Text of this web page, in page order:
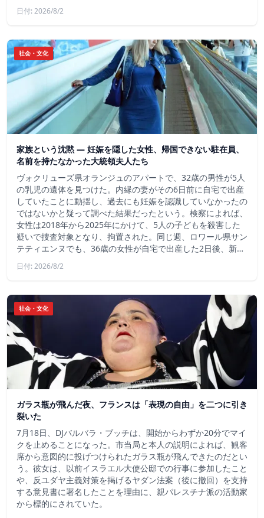
日付: 2026/8/2
社会・文化
家族という沈黙 ― 妊娠を隠した女性、帰国できない駐在員、
名前を持たなかった大統領夫人たち
ヴォクリューズ県オランジュのアパートで、32歳の男性が5人
の乳児の遺体を見つけた。内縁の妻がその6日前に自宅で出産
していたことに動揺し、過去にも妊娠を認識していなかったの
ではないかと疑って調べた結果だったという。検察によれば、
女性は2018年から2025年にかけて、5人の子どもを殺害した
疑いで捜査対象となり、拘置された。同じ週、ロワール県サン
テティエンヌでも、36歳の女性が自宅で出産した2日後、新…
日付: 2026/8/2
社会・文化
ガラス瓶が飛んだ夜、フランスは「表現の自由」を二つに引き
裂いた
7月18日、DJバルバラ・ブッチは、開始からわずか20分でマイ
クを止めることになった。市当局と本人の説明によれば、観客
席から意図的に投げつけられたガラス瓶が飛んできたのだとい
う。彼女は、以前イスラエル大使公邸での行事に参加したこと
や、反ユダヤ主義対策を掲げるヤダン法案（後に撤回）を支持
する意見書に署名したことを理由に、親パレスチナ派の活動家
から標的にされていた。